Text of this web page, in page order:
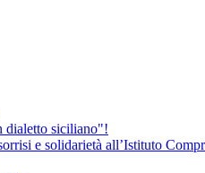
dialetto siciliano"!
e solidarietà all’Istituto